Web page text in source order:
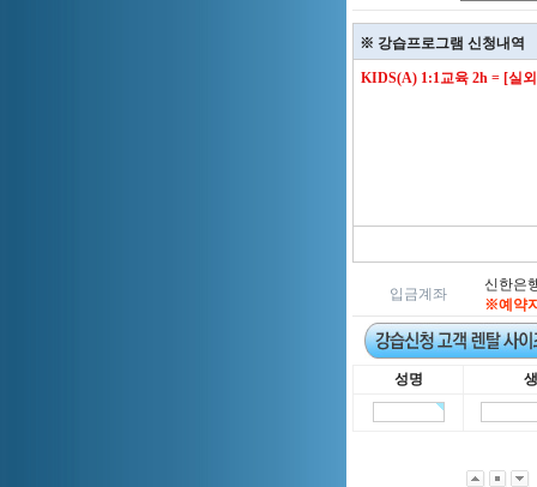
※ 강습프로그램 신청내역
입금계좌
신한은
※예약
성명